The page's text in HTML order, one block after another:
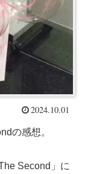
2024.10.01
の感想。
Second」に